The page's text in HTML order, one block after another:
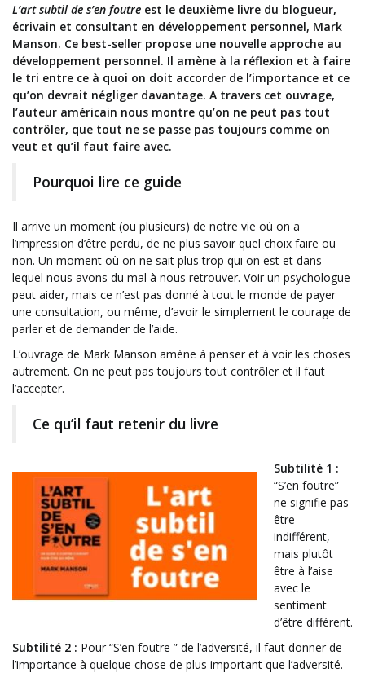
L’art subtil de s’en foutre est le deuxième livre du blogueur,
écrivain et consultant en développement personnel, Mark
Manson. Ce best-seller propose une nouvelle approche au
développement personnel. Il amène à la réflexion et à faire
le tri entre ce à quoi on doit accorder de l’importance et ce
qu’on devrait négliger davantage. A travers cet ouvrage,
l’auteur américain nous montre qu’on ne peut pas tout
contrôler, que tout ne se passe pas toujours comme on
veut et qu’il faut faire avec.
Pourquoi lire ce guide
Il arrive un moment (ou plusieurs) de notre vie où on a
l’impression d’être perdu, de ne plus savoir quel choix faire ou
non. Un moment où on ne sait plus trop qui on est et dans
lequel nous avons du mal à nous retrouver. Voir un psychologue
peut aider, mais ce n’est pas donné à tout le monde de payer
une consultation, ou même, d’avoir le simplement le courage de
parler et de demander de l’aide.
L’ouvrage de Mark Manson amène à penser et à voir les choses
autrement. On ne peut pas toujours tout contrôler et il faut
l’accepter.
Ce qu’il faut retenir du livre
Subtilité 1 :
“S’en foutre”
ne signifie pas
être
indifférent,
mais plutôt
être à l’aise
avec le
sentiment
d’être différent.
Subtilité 2 : Pour “S’en foutre ” de l’adversité, il faut donner de
l’importance à quelque chose de plus important que l’adversité.